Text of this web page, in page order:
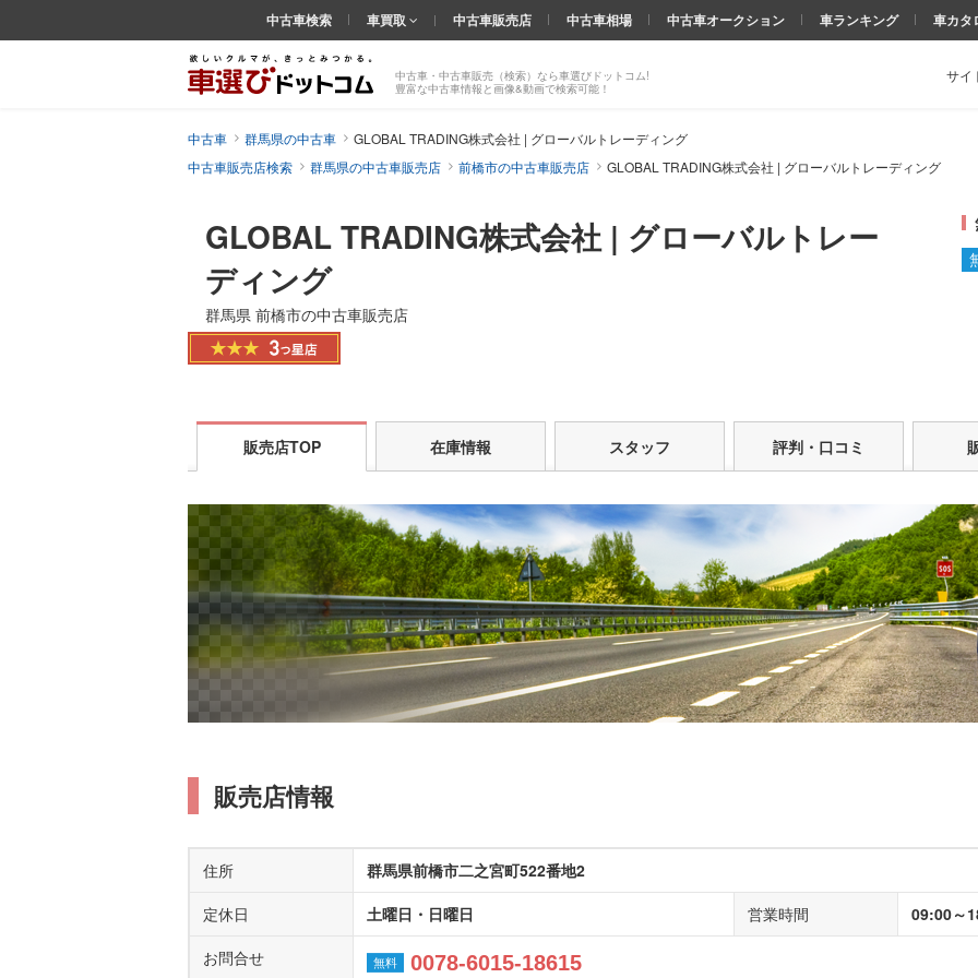
GLOBAL TRADING株式会社 | グローバルトレー
ディング
群馬県 前橋市の中古車販売店
中古車・中古車販売（検索）なら車選びドットコム!
豊富な中古車情報と画像&動画で検索可能！
サイ
中古車検索 車買取 中古車販売店 中古車相場 中古車オークション 車ランキング 車カタ
中古車 群馬県の中古車
GLOBAL TRADING株式会社 | グローバルトレーディング
中古車販売店検索
群馬県の中古車販売店 前橋市の中古車販売店 GLOBAL TRADING株式会社 | グローバルトレーディング
販売店TOP 在庫情報 スタッフ 評判・口コミ
販売店情報
住所
群馬県前橋市二之宮町522番地2
定休日
土曜日・日曜日 営業時間
09:00～
お問合せ
0078-6015-18615